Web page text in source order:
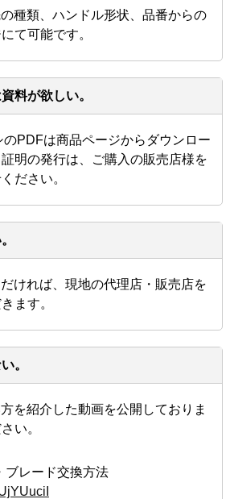
種類、ハンドル形状、品番からの
て可能です。
料が欲しい。
のPDFは商品ページからダウンロー
明の発行は、ご購入の販売店様を
ださい。
ければ、現地の代理店・販売店を
ます。
。
を紹介した動画を公開しておりま
い。
ブレード交換方法